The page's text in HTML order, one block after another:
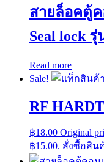
สายล็อคตู้ค
Seal lock รุ่
Read more
Sale!
RF
฿18.00 Original
฿15.00. สั่งซื้อสิน